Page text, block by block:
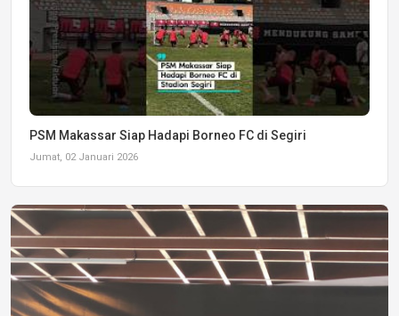
PSM Makassar Siap Hadapi Borneo FC di Segiri
Jumat, 02 Januari 2026